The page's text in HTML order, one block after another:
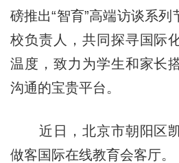
磅推出“智育”高端访谈系
校负责人，共同探寻国际
温度，致力为学生和家长
沟通的宝贵平台。
近日，北京市朝阳区凯
做客国际在线教育会客厅。